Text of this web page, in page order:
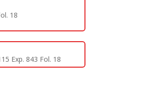
18
Exp. 843 Fol. 18